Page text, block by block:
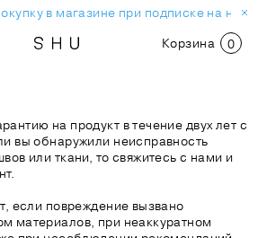
в магазине при подписке на
Корзина 0
на продукт в течение двух лет с
вы обнаружили неисправность
или ткани, то свяжитесь с нами и
если повреждение вызвано
материалов, при неаккуратном